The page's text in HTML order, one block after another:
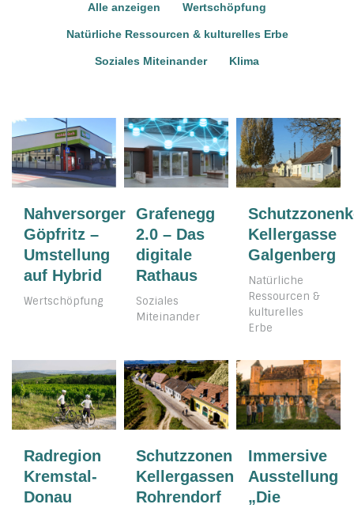
Alle anzeigen Wertschöpfung
Natürliche Ressourcen & kulturelles Erbe
Soziales Miteinander Klima
Nahversorger
Göpfritz –
Umstellung
auf Hybrid
Wertschöpfung
Grafenegg
2.0 – Das
digitale
Rathaus
Soziales
Miteinander
Kellergasse
Galgenberg
Natürliche
Ressourcen &
kulturelles
Erbe
Radregion
Kremstal-
Donau
Schutzzonen
Kellergassen
Rohrendorf
Immersive
Ausstellung
„Die